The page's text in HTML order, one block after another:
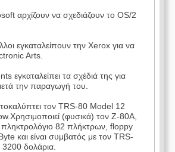
αρχίζουν να σχεδιάζουν το OS/2
εγκαταλείπουν την Xerox για να
Arts.
εγκαταλείπει τα σχέδιά της για
την παραγωγή του.
τον TRS-80 Model 12
(φυσικά) τον Z-80A,
82 πλήκτρων, floppy
και είναι συμβατός με τον TRS-
δολάρια.